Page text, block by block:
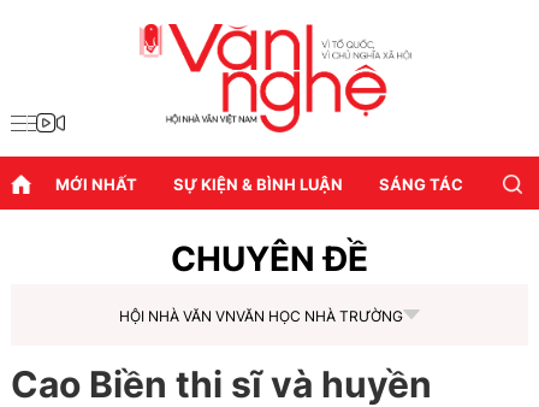
MỚI NHẤT SỰ KIỆN & BÌNH LUẬN SÁNG TÁC
CHUYÊN ĐỀ
HỘI NHÀ VĂN VNVĂN HỌC NHÀ TRƯỜNG
Cao Biền thi sĩ và huyền